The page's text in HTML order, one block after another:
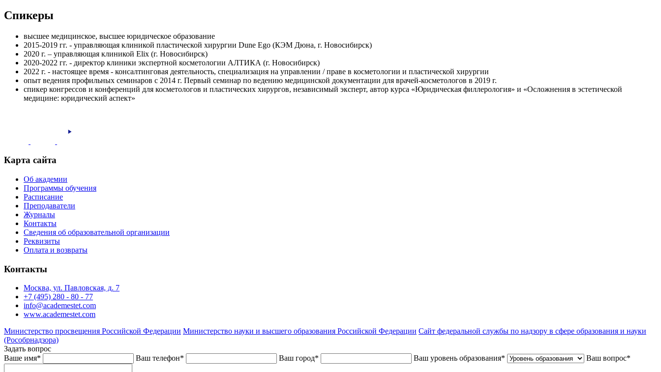
Спикеры
высшее медицинское, высшее юридическое образование
2015-2019 гг. - управляющая клиникой пластической хирургии Dune Ego (КЭМ Дюна, г. Новосибирск)
2020 г. – управляющая клиникой Elix (г. Новосибирск)
2020-2022 гг. - директор клиники экспертной косметологии АЛТИКА (г. Новосибирск)
2022 г. - настоящее время - консалтинговая деятельность, специализация на управлении / праве в косметологии и пластической хирургии
опыт ведения профильных семинаров с 2014 г. Первый семинар по ведению медицинской документации для врачей-косметологов в 2019 г.
спикер конгрессов и конференций для косметологов и пластических хирургов, независимый эксперт, автор курса «Юридическая филлерология» и «Осложнения в эстетической
медицине: юридический аспект»
Карта сайта
Об академии
Программы обучения
Расписание
Преподаватели
Журналы
Контакты
Сведения об образовательной организации
Реквизиты
Оплата и возвраты
Контакты
Москва, ул. Павловская, д. 7
+7 (495) 280 - 80 - 77
info@academestet.com
www.academestet.com
Министерство просвещения Российской Федерации Министерство науки и высшего образования Российской Федерации Сайт федеральной службы по надзору в сфере образования и науки
(Рособрнадзора)
Задать вопрос
Ваше имя* Ваш телефон* Ваш город* Ваш уровень образования* Ваш вопрос*